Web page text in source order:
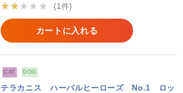
★★★★★
(1件)
カートに入れる
CAT DOG
テラカニス ハーバルヒーローズ No.1 ロッ